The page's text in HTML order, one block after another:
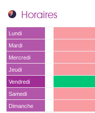
Horaires
Lundi
Mardi
Mercredi
Jeudi
Vendredi
Samedi
Dimanche